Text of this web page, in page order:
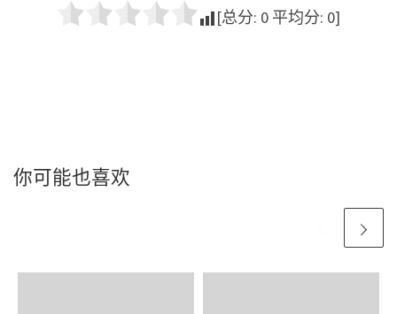
[总分: 0 平均分: 0]
你可能也喜欢